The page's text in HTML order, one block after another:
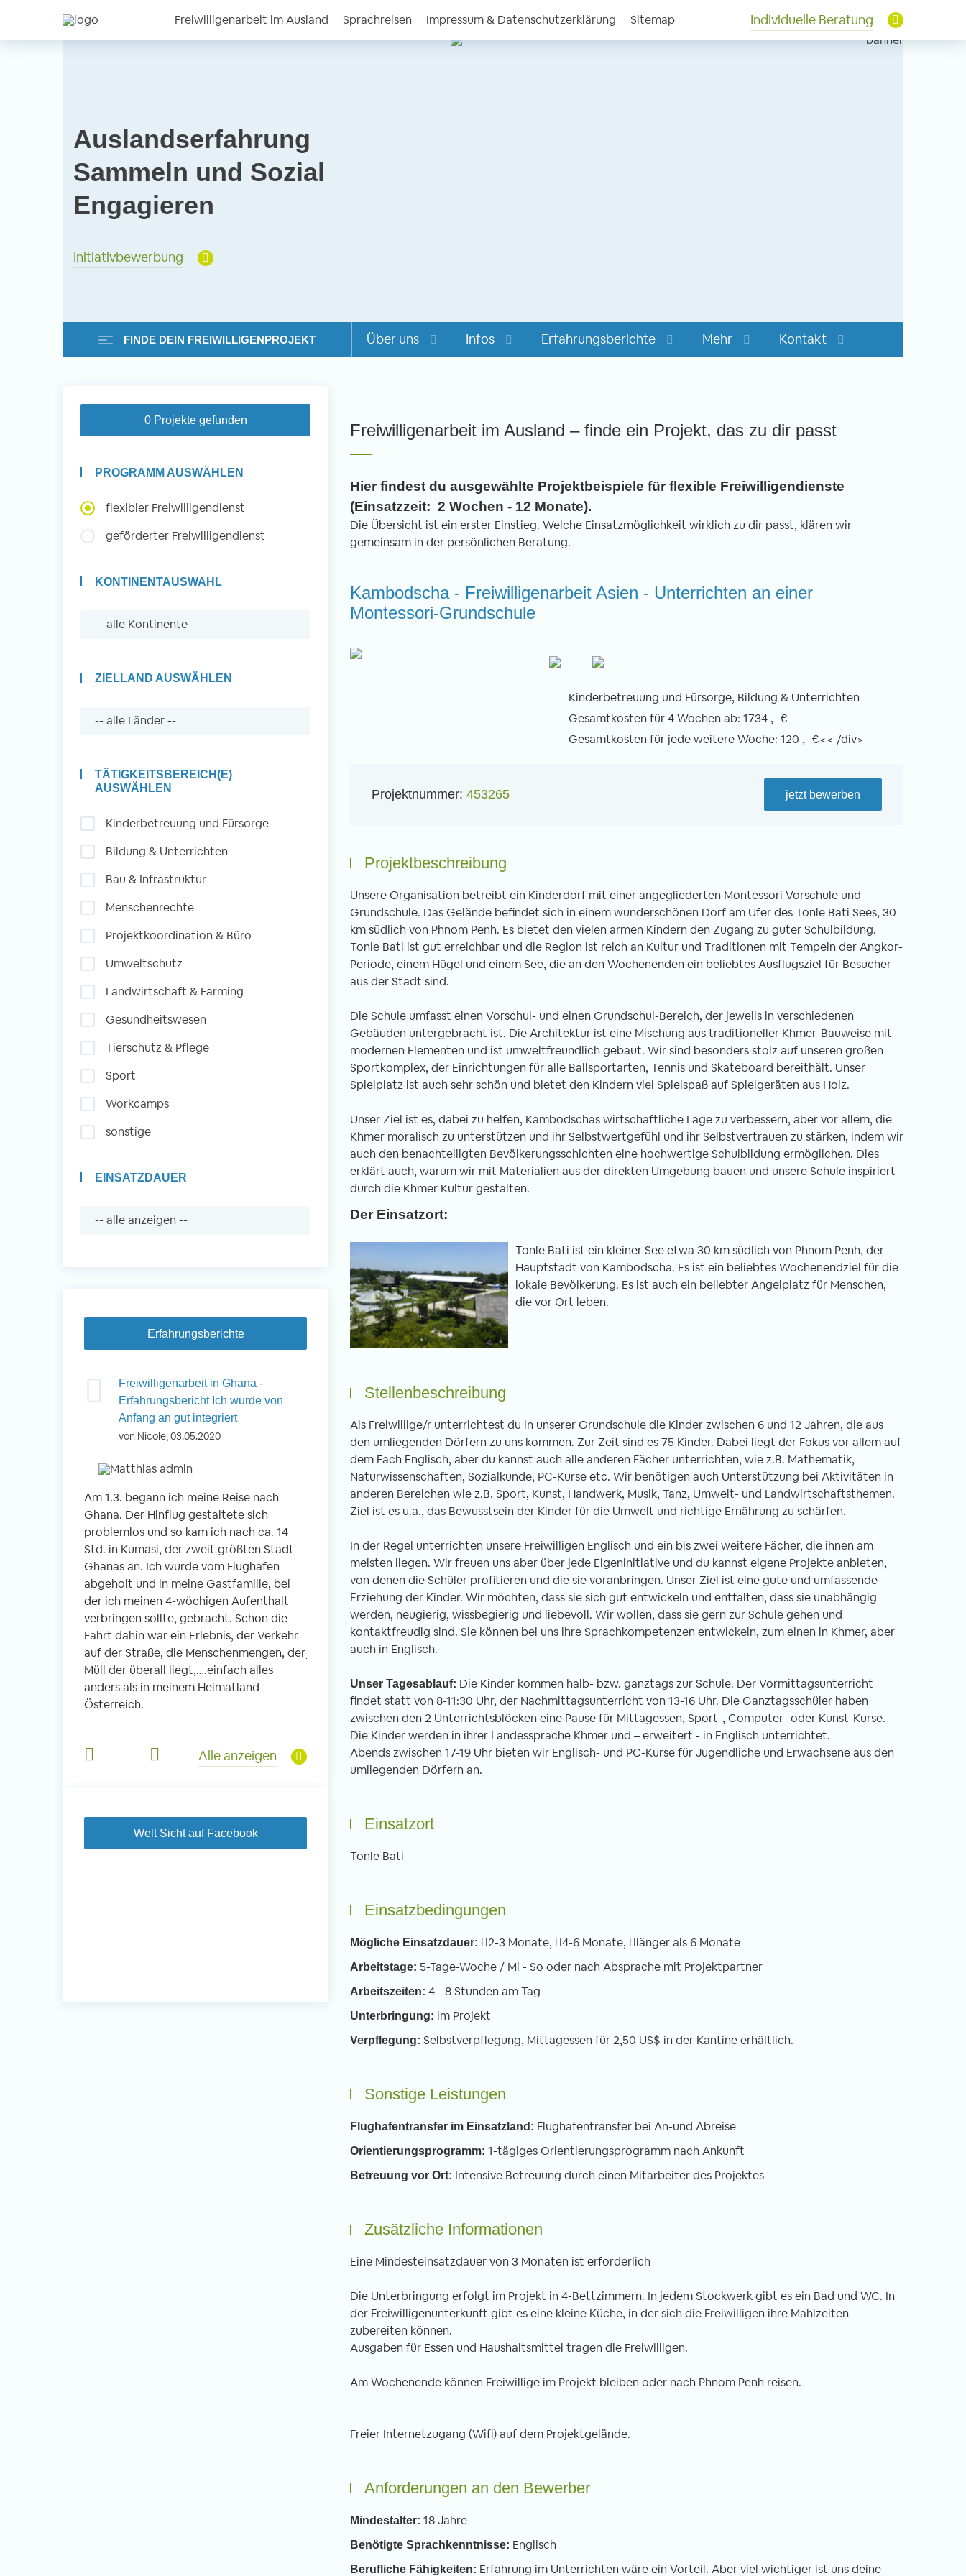
Freiwilligenarbeit im Ausland Sprachreisen Impressum & Datenschutzerklärung Sitemap Individuelle Beratung
Auslandserfahrung
Sammeln und Sozial
Engagieren
Initiativbewerbung
Freiwilligenarbeit im
Ausland -
Erfahrungsberichte
Auslandserfahrung
Engagieren
Initiativbewerbung
Auslandserfahrung
Sammeln und Sozial
Engagieren
FINDE DEIN FREIWILLIGENPROJEKT Über uns Infos Erfahrungsberichte Mehr Kontakt
0 Projekte gefunden
PROGRAMM AUSWÄHLEN
flexibler Freiwilligendienst
geförderter Freiwilligendienst
KONTINENTAUSWAHL
ZIELLAND AUSWÄHLEN
TÄTIGKEITSBEREICH(E)
AUSWÄHLEN
Kinderbetreuung und Fürsorge
Bildung & Unterrichten
Bau & Infrastruktur
Menschenrechte
Projektkoordination & Büro
Umweltschutz
Landwirtschaft & Farming
Gesundheitswesen
Tierschutz & Pflege
Sport
Workcamps
sonstige
EINSATZDAUER
Erfahrungsberichte
Freiwilligenarbeit in Ghana -
Erfahrungsbericht Ich wurde von
Anfang an gut integriert
von Nicole, 03.05.2020
Am 1.3. begann ich meine Reise nach
Ghana. Der Hinflug gestaltete sich
problemlos und so kam ich nach ca. 14
Std. in Kumasi, der zweit größten Stadt
Ghanas an. Ich wurde vom Flughafen
abgeholt und in meine Gastfamilie, bei
der ich meinen 4-wöchigen Aufenthalt
verbringen sollte, gebracht. Schon die
Fahrt dahin war ein Erlebnis, der Verkehr
auf der Straße, die Menschenmengen, der
Müll der überall liegt,….einfach alles
anders als in meinem Heimatland
Österreich.
Erfahrungsbericht 6 Wochen
Unterrichten im Norden Thailands
von Imke, 02.04.2020
Von Januar bis Ende Februar half ich in
einer Schule in Uttaradit beim
Anfang an fühlte ich mich sehr
willkommen und mir wurde sowohl vom
Betreuer als auch von den anderen
Freiwilligen geholfen mich zu recht zu
finden. An meinem ersten Schultag war
ich nervös und gespannt. Sobald ich
jedoch in der Schule war verflogen alle
herzlich begrüßt wurde. Wir
unterrichteten vor allem die 3 bis 6
Jährigen in Basic English. Dafür teilen wir
die Klassen in kleinere Gruppen auf mit
jeweils einem Freiwilligen.
tibetischen Kloster
von Christian, 01.03.2020
Mein dreiwöchiger Freiwilligen-Einsatz
führte mich ins ferne Nepal – genauer
nordöstlichen Stadtrand Kathmandus.
Bereits bei der Ankunft in Kathmandu
wird man als Europäer mit einer komplett
anderen Welt konfrontiert. Obwohl
Linksverkehr – scheint sich jeder
motorisierte und unmotorisierte
Man muss sich da erst mal etwas
gewöhnen, dass Motorräder und auch
Autos hupend an einem in ca. 5 cm
Abstand vorbeirauschen.
Verlieben
von Annika, 06.02.2020
Singende Frauen, die dich am Flughafen
auf der Toilette begrüßen? This is
hört, wenn absurde Dinge passieren
man einfach so sehr schwitzt, dass man
wie frisch geduscht aussieht. Ein
Wort, welches ich seit meinen drei
Monaten hier in Swedru fast täglich
ist „Welcome“. Meine Nachbarn sagen
dem Weg zu meiner kleinen Schule
begrüßt mich so zu jeder Uhrzeit.
Alle anzeigen
Welt Sicht auf Facebook
Freiwilligenarbeit im Ausland – finde ein Projekt, das zu dir passt
Hier findest du ausgewählte Projektbeispiele für flexible Freiwilligendienste
(Einsatzzeit: 2 Wochen - 12 Monate).
Die Übersicht ist ein erster Einstieg. Welche Einsatzmöglichkeit wirklich zu dir passt, klären wir
gemeinsam in der persönlichen Beratung.
Kambodscha - Freiwilligenarbeit Asien - Unterrichten an einer
Montessori-Grundschule
Kinderbetreuung und Fürsorge, Bildung & Unterrichten
Gesamtkosten für 4 Wochen ab: 1734 ,- €
Gesamtkosten für jede weitere Woche: 120 ,- €<< /div>
Projektnummer: 453265 jetzt bewerben
Projektbeschreibung
Unsere Organisation betreibt ein Kinderdorf mit einer angegliederten Montessori Vorschule und
Grundschule. Das Gelände befindet sich in einem wunderschönen Dorf am Ufer des Tonle Bati Sees, 30
km südlich von Phnom Penh. Es bietet den vielen armen Kindern den Zugang zu guter Schulbildung.
Tonle Bati ist gut erreichbar und die Region ist reich an Kultur und Traditionen mit Tempeln der Angkor-
Periode, einem Hügel und einem See, die an den Wochenenden ein beliebtes Ausflugsziel für Besucher
aus der Stadt sind.
Die Schule umfasst einen Vorschul- und einen Grundschul-Bereich, der jeweils in verschiedenen
Gebäuden untergebracht ist. Die Architektur ist eine Mischung aus traditioneller Khmer-Bauweise mit
modernen Elementen und ist umweltfreundlich gebaut. Wir sind besonders stolz auf unseren großen
Sportkomplex, der Einrichtungen für alle Ballsportarten, Tennis und Skateboard bereithält. Unser
Spielplatz ist auch sehr schön und bietet den Kindern viel Spielspaß auf Spielgeräten aus Holz.
Unser Ziel ist es, dabei zu helfen, Kambodschas wirtschaftliche Lage zu verbessern, aber vor allem, die
Khmer moralisch zu unterstützen und ihr Selbstwertgefühl und ihr Selbstvertrauen zu stärken, indem wir
auch den benachteiligten Bevölkerungsschichten eine hochwertige Schulbildung ermöglichen. Dies
erklärt auch, warum wir mit Materialien aus der direkten Umgebung bauen und unsere Schule inspiriert
durch die Khmer Kultur gestalten.
Der Einsatzort:
Tonle Bati ist ein kleiner See etwa 30 km südlich von Phnom Penh, der
Hauptstadt von Kambodscha. Es ist ein beliebtes Wochenendziel für die
lokale Bevölkerung. Es ist auch ein beliebter Angelplatz für Menschen,
die vor Ort leben.
Stellenbeschreibung
Als Freiwillige/r unterrichtest du in unserer Grundschule die Kinder zwischen 6 und 12 Jahren, die aus
den umliegenden Dörfern zu uns kommen. Zur Zeit sind es 75 Kinder. Dabei liegt der Fokus vor allem auf
dem Fach Englisch, aber du kannst auch alle anderen Fächer unterrichten, wie z.B. Mathematik,
Naturwissenschaften, Sozialkunde, PC-Kurse etc. Wir benötigen auch Unterstützung bei Aktivitäten in
anderen Bereichen wie z.B. Sport, Kunst, Handwerk, Musik, Tanz, Umwelt- und Landwirtschaftsthemen.
Ziel ist es u.a., das Bewusstsein der Kinder für die Umwelt und richtige Ernährung zu schärfen.
In der Regel unterrichten unsere Freiwilligen Englisch und ein bis zwei weitere Fächer, die ihnen am
meisten liegen. Wir freuen uns aber über jede Eigeninitiative und du kannst eigene Projekte anbieten,
von denen die Schüler profitieren und die sie voranbringen. Unser Ziel ist eine gute und umfassende
Erziehung der Kinder. Wir möchten, dass sie sich gut entwickeln und entfalten, dass sie unabhängig
werden, neugierig, wissbegierig und liebevoll. Wir wollen, dass sie gern zur Schule gehen und
kontaktfreudig sind. Sie können bei uns ihre Sprachkompetenzen entwickeln, zum einen in Khmer, aber
auch in Englisch.
Unser Tagesablauf: Die Kinder kommen halb- bzw. ganztags zur Schule. Der Vormittagsunterricht
findet statt von 8-11:30 Uhr, der Nachmittagsunterricht von 13-16 Uhr. Die Ganztagsschüler haben
zwischen den 2 Unterrichtsblöcken eine Pause für Mittagessen, Sport-, Computer- oder Kunst-Kurse.
Die Kinder werden in ihrer Landessprache Khmer und – erweitert - in Englisch unterrichtet.
Abends zwischen 17-19 Uhr bieten wir Englisch- und PC-Kurse für Jugendliche und Erwachsene aus den
umliegenden Dörfern an.
Einsatzort
Tonle Bati
Einsatzbedingungen
Mögliche Einsatzdauer: 2-3 Monate, 4-6 Monate, länger als 6 Monate
Arbeitstage: 5-Tage-Woche / Mi - So oder nach Absprache mit Projektpartner
Arbeitszeiten: 4 - 8 Stunden am Tag
Unterbringung: im Projekt
Verpflegung: Selbstverpflegung, Mittagessen für 2,50 US$ in der Kantine erhältlich.
Sonstige Leistungen
Flughafentransfer im Einsatzland: Flughafentransfer bei An-und Abreise
Orientierungsprogramm: 1-tägiges Orientierungsprogramm nach Ankunft
Betreuung vor Ort: Intensive Betreuung durch einen Mitarbeiter des Projektes
Zusätzliche Informationen
Eine Mindesteinsatzdauer von 3 Monaten ist erforderlich
Die Unterbringung erfolgt im Projekt in 4-Bettzimmern. In jedem Stockwerk gibt es ein Bad und WC. In
der Freiwilligenunterkunft gibt es eine kleine Küche, in der sich die Freiwilligen ihre Mahlzeiten
zubereiten können.
Ausgaben für Essen und Haushaltsmittel tragen die Freiwilligen.
Am Wochenende können Freiwillige im Projekt bleiben oder nach Phnom Penh reisen.
Freier Internetzugang (Wifi) auf dem Projektgelände.
Anforderungen an den Bewerber
Mindestalter: 18 Jahre
Benötigte Sprachkenntnisse: Englisch
Berufliche Fähigkeiten: Erfahrung im Unterrichten wäre ein Vorteil. Aber viel wichtiger ist uns deine